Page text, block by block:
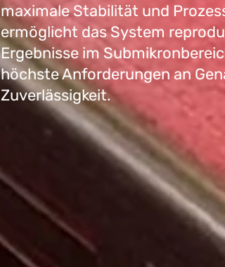
maximale Stabilität und
ermöglicht das System
Ergebnisse im
höchste Anforderungen an
Zuverlässigkeit.